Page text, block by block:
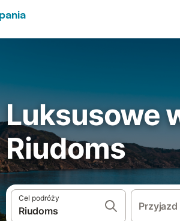
Luksusowe
Riudoms
Cel podróży
Przyjazd